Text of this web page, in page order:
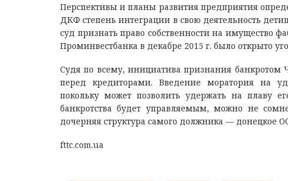
Перспективы и планы развития предприятия
ДКФ степень интеграции в свою деятельность
суд признать право собственности на имущество
Проминвестбанка в декабре 2015 г. было открыто
Судя по всему, инициатива признания банкротом
перед кредиторами. Введение моратория на
покольку может позволить удержать на плаву
банкротства будет управляемым, можно не
дочерняя структура самого должника — донецкое
fttc.com.ua